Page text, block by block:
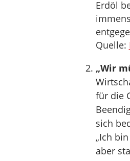
Erdöl
Quelle:
„Wir
für die
sich
„Ich
aber